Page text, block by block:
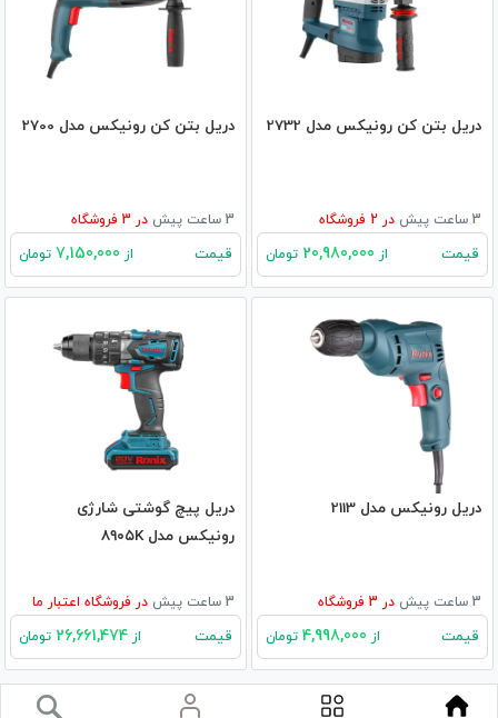
دریل بتن کن رونیکس مدل 2732
3 ساعت پیش در فروشگاه
قیمت از تومان
دریل بتن کن رونیکس مدل 2700
3 ساعت پیش در فروشگاه
قیمت از تومان
دریل رونیکس مدل 2113
3 ساعت پیش در فروشگاه
قیمت از تومان
دریل پیچ گوشتی شارژی
رونیکس مدل ۸۹۰۵K
3 ساعت پیش در فروشگاه اعتبار ما
قیمت از تومان